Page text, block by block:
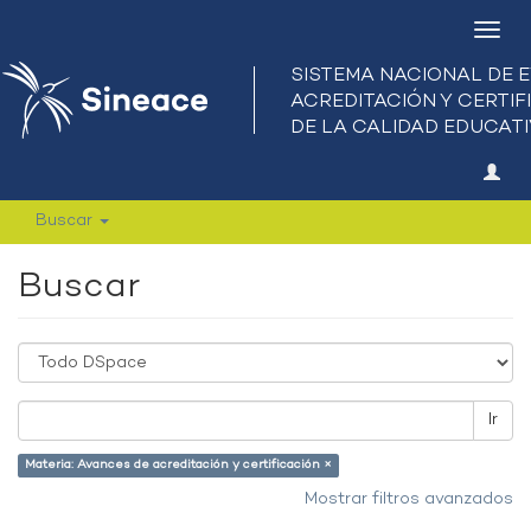
Buscar
Buscar
Ir
Materia: Avances de acreditación y certificación ×
Mostrar filtros avanzados